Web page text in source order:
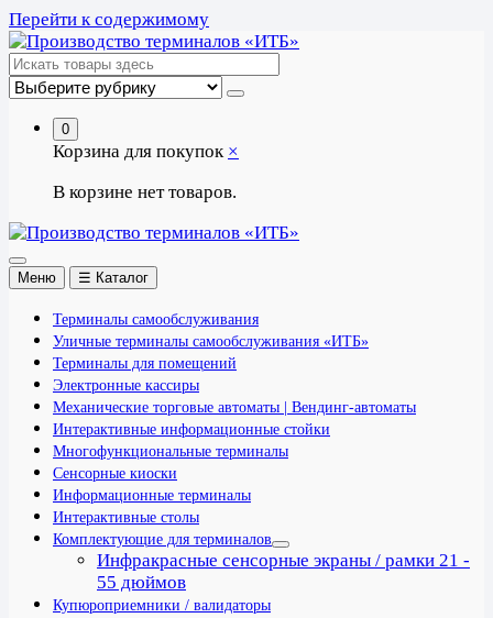
Перейти к содержимому
0
Корзина для покупок ×
В корзине нет товаров.
Меню ☰ Каталог
Терминалы самообслуживания
Уличные терминалы самообслуживания «ИТБ»
Терминалы для помещений
Электронные кассиры
Механические торговые автоматы | Вендинг-автоматы
Интерактивные информационные стойки
Многофункциональные терминалы
Сенсорные киоски
Информационные терминалы
Интерактивные столы
Комплектующие для терминалов
Инфракрасные сенсорные экраны / рамки 21 -
55 дюймов
Купюроприемники / валидаторы